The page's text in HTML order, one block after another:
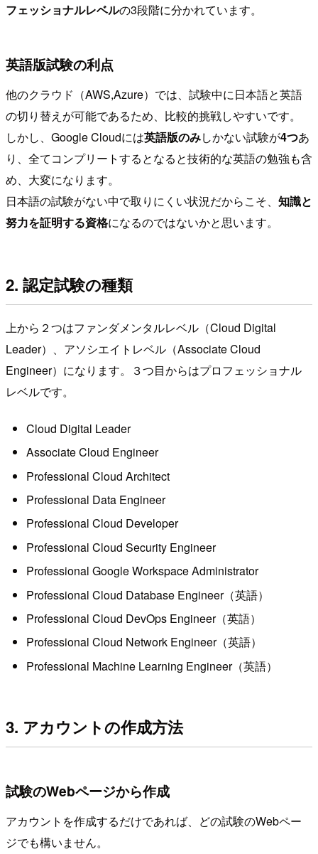
フェッショナルレベルの3段階に分かれています。
英語版試験の利点
他のクラウド（AWS,Azure）では、試験中に日本語と英語
の切り替えが可能であるため、比較的挑戦しやすいです。
しかし、Google Cloudには英語版のみしかない試験が4つあ
り、全てコンプリートするとなると技術的な英語の勉強も含
め、大変になります。
日本語の試験がない中で取りにくい状況だからこそ、 知識と
努力を証明する資格になるのではないかと思います。
2. 認定試験の種類
上から２つはファンダメンタルレベル（Cloud Digital
Leader）、アソシエイトレベル（Associate Cloud
Engineer）になります。３つ目からはプロフェッショナル
レベルです。
Cloud Digital Leader
Associate Cloud Engineer
Professional Cloud Architect
Professional Data Engineer
Professional Cloud Developer
Professional Cloud Security Engineer
Professional Google Workspace Administrator
Professional Cloud Database Engineer（英語）
Professional Cloud DevOps Engineer（英語）
Professional Cloud Network Engineer（英語）
Professional Machine Learning Engineer（英語）
3. アカウントの作成方法
試験のWebページから作成
アカウントを作成するだけであれば、どの試験のWebペー
ジでも構いません。